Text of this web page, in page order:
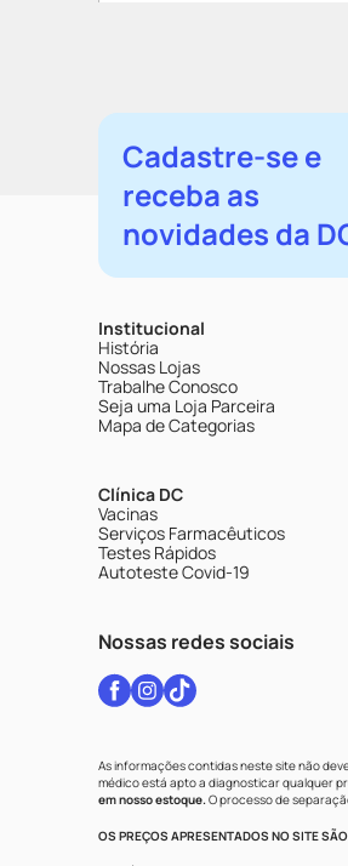
Cadastre-se e
receba as
novidades da
Institucional
História
Nossas Lojas
Trabalhe Conosco
Seja uma Loja Parceira
Mapa de Categorias
Clínica DC
Vacinas
Serviços Farmacêuticos
Testes Rápidos
Autoteste Covid-19
Nossas redes sociais
As informações contidas neste site não
médico está apto a diagnosticar qualquer
em nosso estoque.O processo de
OS PREÇOS APRESENTADOS NO SITE